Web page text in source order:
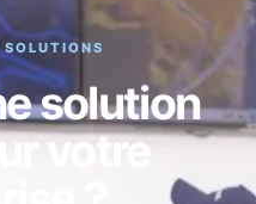
SOLUTIONS
solution
votre